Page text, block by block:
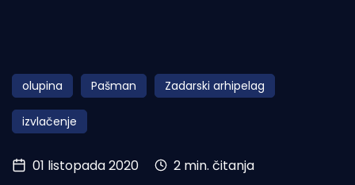
Obala
Otoci
Turizam i nautika
Pomorstvo
olupina Pašman Zadarski arhipelag
izvlačenje
01 listopada 2020 2 min. čitanja